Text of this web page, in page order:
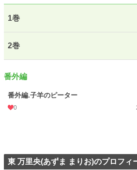
小説
恋愛 16,089 位 / 66,310 件
お気に入り
文字数(レンタル含む)
更新日時 2018.10.01 12:18
月間ポイント 252 pt (47,007 位)
1巻
2巻
番外編
番外編.子羊のピーター
0
東 万里央(あずま まりお)のプロフィ